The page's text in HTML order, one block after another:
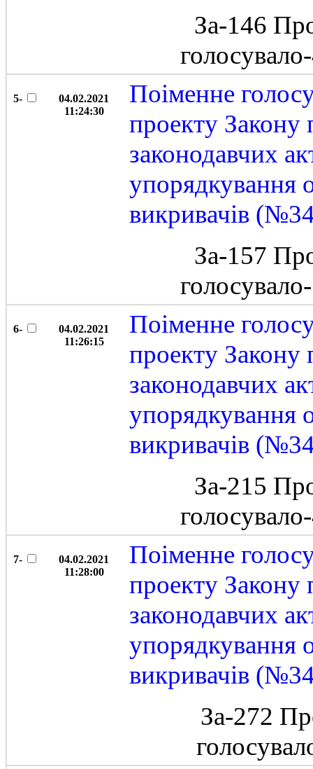
За-146
5-
04.02.2021
11:24:30
Поіменне
проекту Закону
законодавчих
упорядкування
викривачів
За-157
6-
04.02.2021
11:26:15
Поіменне
проекту Закону
законодавчих
упорядкування
викривачів
За-215
7-
04.02.2021
11:28:00
Поіменне
проекту Закону
законодавчих
упорядкування
викривачів
За-272